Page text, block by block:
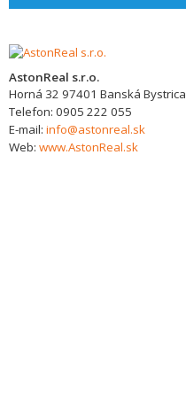
AstonReal s.r.o.
Horná 32 97401 Banská Bystrica
Telefon: 0905 222 055
E-mail: info@astonreal.sk
Web: www.AstonReal.sk